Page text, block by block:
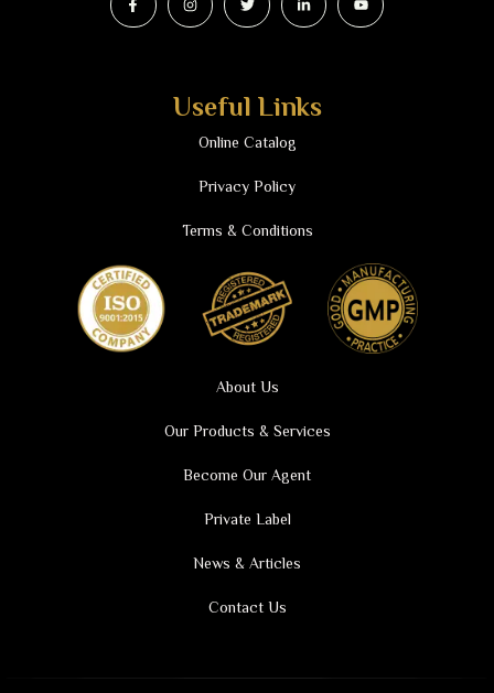
Useful Links
Online Catalog
Privacy Policy
Terms & Conditions
About Us
Our Products & Services
Become Our Agent
Private Label
News & Articles
Contact Us